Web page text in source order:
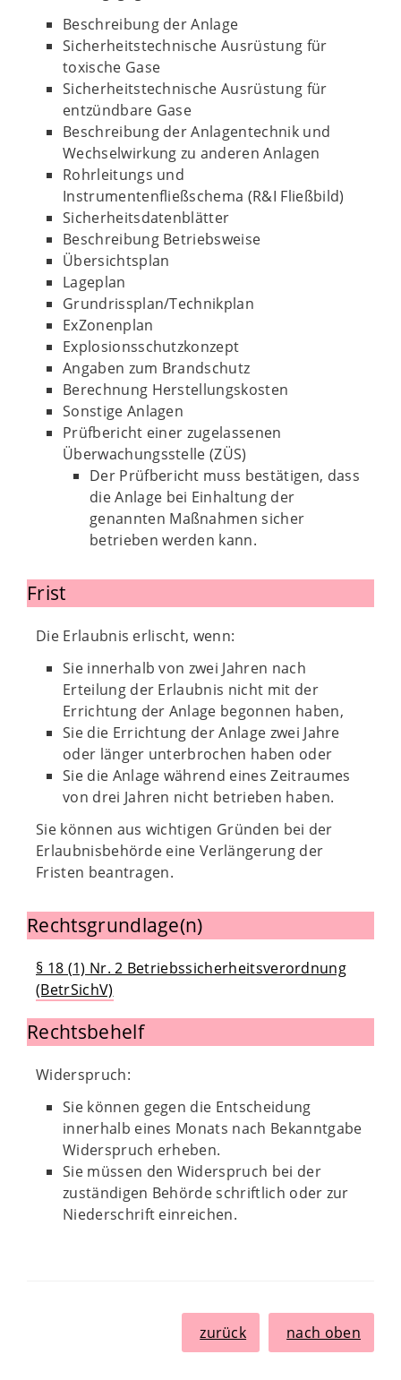
Beschreibung der Anlage
Sicherheitstechnische Ausrüstung für
toxische Gase
Sicherheitstechnische Ausrüstung für
entzündbare Gase
Beschreibung der Anlagentechnik und
Wechselwirkung zu anderen Anlagen
Rohrleitungs und
Instrumentenfließschema (R&I Fließbild)
Sicherheitsdatenblätter
Beschreibung Betriebsweise
Übersichtsplan
Lageplan
Grundrissplan/Technikplan
ExZonenplan
Explosionsschutzkonzept
Angaben zum Brandschutz
Berechnung Herstellungskosten
Sonstige Anlagen
Prüfbericht einer zugelassenen
Überwachungsstelle (ZÜS)
Der Prüfbericht muss bestätigen, dass
die Anlage bei Einhaltung der
genannten Maßnahmen sicher
betrieben werden kann.
Frist
Die Erlaubnis erlischt, wenn:
Sie innerhalb von zwei Jahren nach
Erteilung der Erlaubnis nicht mit der
Errichtung der Anlage begonnen haben,
Sie die Errichtung der Anlage zwei Jahre
oder länger unterbrochen haben oder
Sie die Anlage während eines Zeitraumes
von drei Jahren nicht betrieben haben.
Sie können aus wichtigen Gründen bei der
Erlaubnisbehörde eine Verlängerung der
Fristen beantragen.
Rechtsgrundlage(n)
§ 18 (1) Nr. 2 Betriebssicherheitsverordnung
(BetrSichV)
Rechtsbehelf
Widerspruch:
Sie können gegen die Entscheidung
innerhalb eines Monats nach Bekanntgabe
Widerspruch erheben.
Sie müssen den Widerspruch bei der
zuständigen Behörde schriftlich oder zur
Niederschrift einreichen.
zurück nach oben